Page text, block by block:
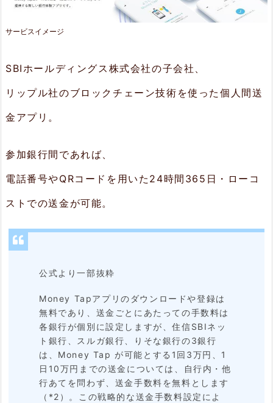
a
ネ
ー
プ）
2.
特
1.
つ
で
一
瞬
サービスイメージ
SBIホールディングス株式会社の子会社、
リップル社のブロックチェーン技術を使った個人間送
金アプリ。
参加銀行間であれば、
電話番号やQRコードを用いた24時間365日・ローコ
ストでの送金が可能。
公式より一部抜粋
Money Tapアプリのダウンロードや登録は
無料であり、送金ごとにあたっての手数料は
各銀行が個別に設定しますが、住信SBIネッ
ト銀行、スルガ銀行、りそな銀行の3銀行
は、Money Tap が可能とする1回3万円、1
日10万円までの送金については、自行内・他
行あてを問わず、送金手数料を無料とします
（*2）。この戦略的な送金手数料設定によ